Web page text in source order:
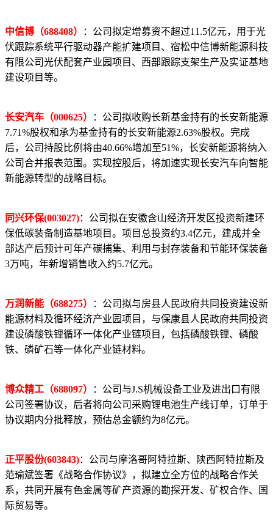
中信博（688408）
：公司拟定增募资不超过11.5亿元，用于光
伏跟踪系统平行驱动器产能扩建项目、宿松中信博新能源科技
有限公司光伏配套产业园项目、西部跟踪支架生产及实证基地
建设项目等。
长安汽车（000625）
：公司拟收购长新基金持有的长安新能源
7.71%股权和承为基金持有的长安新能源2.63%股权。完成
后，公司持股比例将由40.66%增加至51%，长安新能源将纳入
公司合并报表范围。实现控股后，将加速实现长安汽车向智能
新能源转型的战略目标。
同兴环保(003027)：公司拟在安徽含山经济开发区投资新建环
保低碳装备制造基地项目。项目总投资约3.4亿元，建成并全
部达产后预计可年产碳捕集、利用与封存装备和节能环保装备
3万吨，年新增销售收入约5.7亿元。
万润新能（688275）
：公司拟与房县人民政府共同投资建设新
能源材料及循环经济产业园项目，与保康县人民政府共同投资
建设磷酸铁锂循环一体化产业链项目，包括磷酸铁锂、磷酸
铁、磷矿石等一体化产业链材料。
博众精工（688097）
：公司与J.S机械设备工业及进出口有限
公司签署协议，后者将向公司采购锂电池生产线订单，订单于
协议期内分批释放，预估总金额约为8亿元。
正平股份(603843)：公司与摩洛哥阿特拉斯、陕西阿特拉斯及
范瑜斌签署《战略合作协议》，拟建立全方位的战略合作关
系，共同开展有色金属等矿产资源的勘探开发、矿权合作、国
际贸易等。